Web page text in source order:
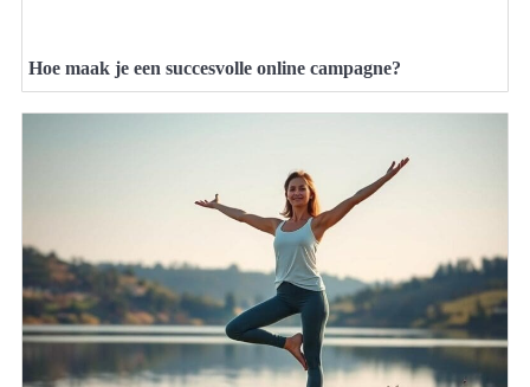
Hoe maak je een succesvolle online campagne?